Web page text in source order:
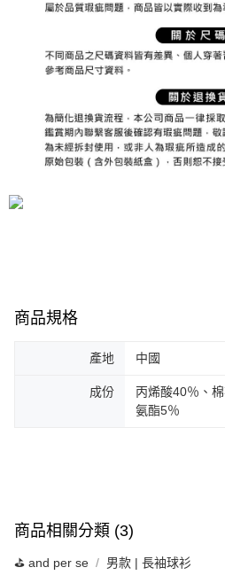
商品規格
產地 中國
成份
丙烯酸40％、
氨酯5％
商品相關分類 (3)
⛳️ and per se 男款 | 長袖球衫